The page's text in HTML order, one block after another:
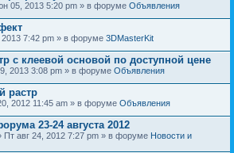
05, 2013 5:20 pm » в форуме Объявления
7:42 pm » в форуме 3DMasterKit
с клеевой основой по доступной цене
2013 3:08 pm » в форуме Объявления
растр
2012 11:45 am » в форуме Объявления
23-24 августа 2012
Пт авг 24, 2012 7:27 pm » в форуме Новости и